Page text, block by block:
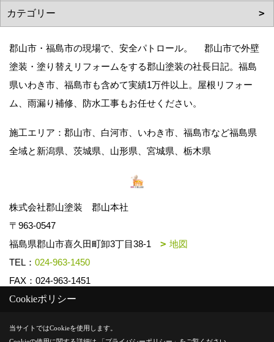
郡山市・福島市の現場で、安全パトロール。 郡山市で外壁
塗装・塗り替えリフォームをする郡山塗装の社長日記。福島
県いわき市、福島市も含めて実績1万件以上。屋根リフォー
ム、雨漏り補修、防水工事もお任せください。
施工エリア：郡山市、白河市、いわき市、福島市など福島県
全域と新潟県、茨城県、山形県、宮城県、栃木県
株式会社郡山塗装 郡山本社
〒963-0547
福島県郡山市喜久田町卸3丁目38-1
地図
TEL： 024-963-1450
FAX：024-963-1451
Copyright (c) k-toso. All Rights Reserved.
Cookieポリシー
当サイトではCookieを使用します。